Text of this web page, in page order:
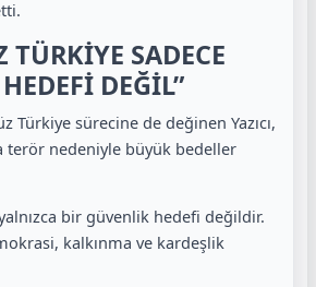
TÜRKİYE SADECE
DEĞİL”
Türkiye sürecine de değinen Yazıcı,
terör nedeniyle büyük bedeller
bir güvenlik hedefi değildir.
kalkınma ve kardeşlik